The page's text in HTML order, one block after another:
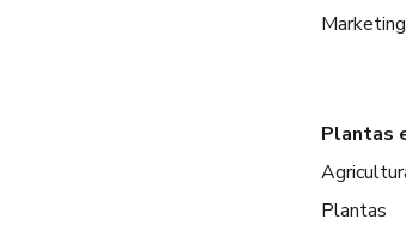
Plantas
Plantas